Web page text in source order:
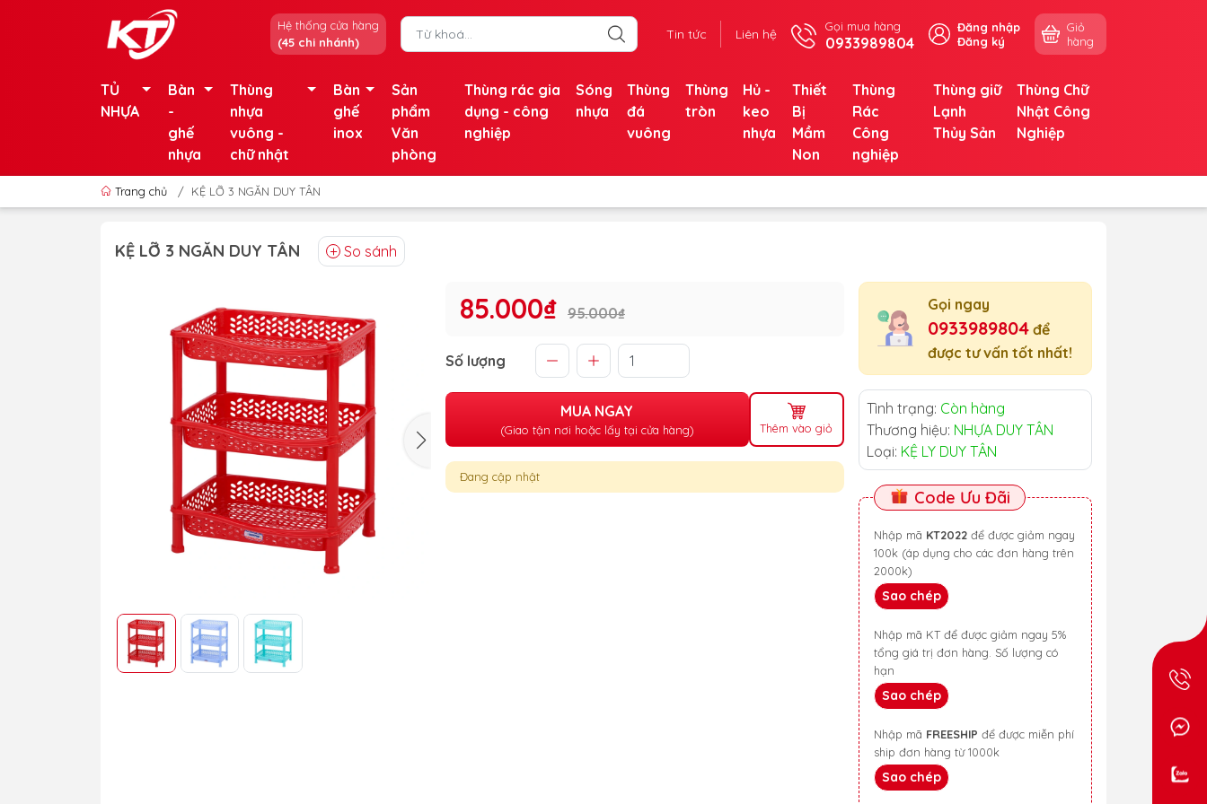
Hệ thống cửa hàng
(45 chi nhánh)
Tin tức Liên hệ Gọi mua hàng
0933989804
Đăng nhập
Đăng ký
Giỏ
hàng
TỦ
NHỰA
Bàn
-
ghế
nhựa
Thùng
nhựa
vuông -
chữ nhật
Bàn
ghế
inox
Sản
phẩm
Văn
phòng
Thùng rác gia
dụng - công
nghiệp
Sóng
nhựa
Thùng
đá
vuông
Thùng
tròn
Hủ -
keo
nhựa
Thiết
Bị
Mầm
Non
Thùng
Rác
Công
nghiệp
Thùng giữ
Lạnh
Thủy Sản
Thùng Chữ
Nhật Công
Nghiệp
Trang chủ / KỆ LỠ 3 NGĂN DUY TÂN
KỆ LỠ 3 NGĂN DUY TÂN So sánh
85.000₫ 95.000₫
Số lượng
MUA NGAY
(Giao tận nơi hoặc lấy tại cửa hàng) Thêm vào giỏ
Đang cập nhật
Gọi ngay
0933989804 để
được tư vấn tốt nhất!
Tình trạng: Còn hàng
Thương hiệu: NHỰA DUY TÂN
Loại: KỆ LY DUY TÂN
Code Ưu Đãi
Nhập mã KT2022
100k (áp dụng cho các đơn hàng trên
2000k)
Sao chép
Nhập mã KT để được giảm ngay 5%
tổng giá trị đơn hàng. Số lượng có
hạn
Sao chép
Nhập mã FREESHIP
ship đơn hàng từ 1000k
Sao chép